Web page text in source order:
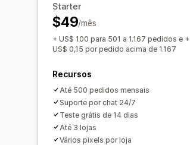
Starter
$49/mês
+ US$ 100 para 501 a 1.167 pedidos e +
US$ 0,15 por pedido acima de 1.167
Recursos
Até 500 pedidos mensais
Suporte por chat 24/7
Teste grátis de 14 dias
Até 3 lojas
Vários pixels por loja